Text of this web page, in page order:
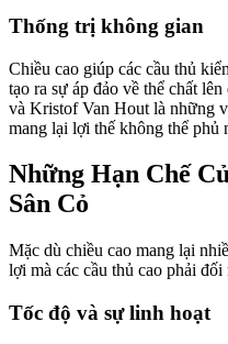
Thống trị không gian
Chiều cao giúp các cầu thủ
tạo ra sự áp đảo về thể chất
và Kristof Van Hout là những
mang lại lợi thế không thể phủ
Những Hạn Chế
Sân Cỏ
Mặc dù chiều cao mang lại
lợi mà các cầu thủ cao phải đối
Tốc độ và sự linh hoạt